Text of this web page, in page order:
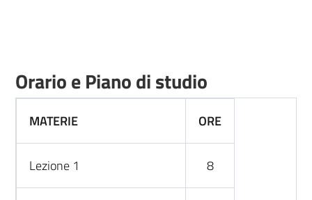
Orario e Piano di studio
MATERIE ORE
Lezione 1 8